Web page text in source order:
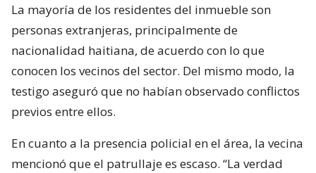
La mayoría de los residentes del inmueble son
personas extranjeras, principalmente de
nacionalidad haitiana, de acuerdo con lo que
conocen los vecinos del sector. Del mismo modo, la
testigo aseguró que no habían observado conflictos
previos entre ellos.
En cuanto a la presencia policial en el área, la vecina
mencionó que el patrullaje es escaso. “La verdad